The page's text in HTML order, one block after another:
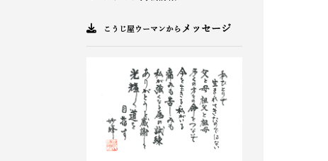
こうじ屋ウーマンから メッセージ